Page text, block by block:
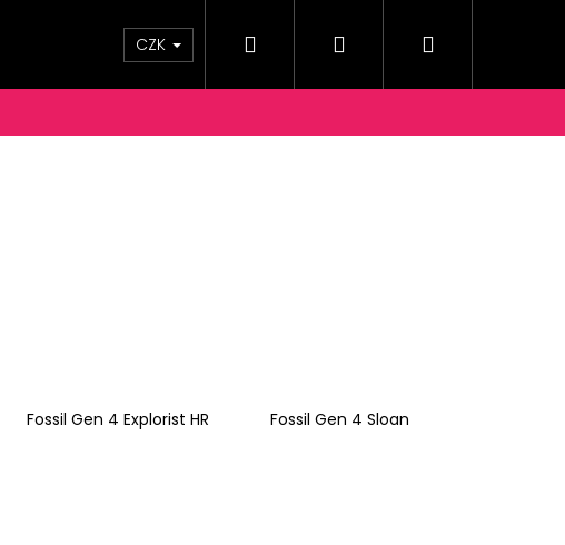
DOPRAVY A PLATBY KONTAKTY Moje
CZK Hledat PřihlášeníNákupní
košík
Fossil Gen 4 Explorist HR Fossil Gen 4 Sloan